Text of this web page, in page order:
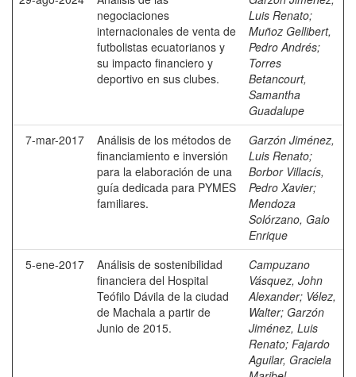
negociaciones
internacionales de venta de
futbolistas ecuatorianos y
su impacto financiero y
deportivo en sus clubes.
Luis Renato;
Muñoz Gellibert,
Pedro Andrés;
Torres
Betancourt,
Samantha
Guadalupe
7-mar-2017
Análisis de los métodos de
financiamiento e inversión
para la elaboración de una
guía dedicada para PYMES
familiares.
Garzón Jiménez,
Luis Renato;
Borbor Villacís,
Pedro Xavier;
Mendoza
Solórzano, Galo
Enrique
5-ene-2017
Análisis de sostenibilidad
financiera del Hospital
Teófilo Dávila de la ciudad
de Machala a partir de
Junio de 2015.
Campuzano
Vásquez, John
Alexander; Vélez,
Walter; Garzón
Jiménez, Luis
Renato; Fajardo
Aguilar, Graciela